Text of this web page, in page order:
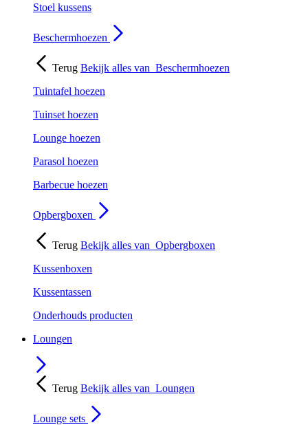
Stoel kussens
Beschermhoezen
Terug Bekijk alles van Beschermhoezen
Tuintafel hoezen
Tuinset hoezen
Lounge hoezen
Parasol hoezen
Barbecue hoezen
Opbergboxen
Terug Bekijk alles van Opbergboxen
Kussenboxen
Kussentassen
Onderhouds producten
Loungen
Terug Bekijk alles van Loungen
Lounge sets